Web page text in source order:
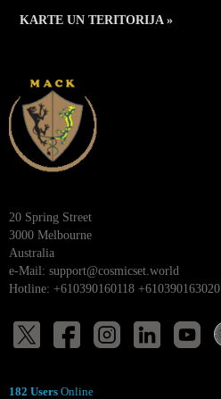
KARTE UN TERITORIJA »
20 Spring Street
3000 Melbourne
Australia
e-Mail: support@cosmicset.world
Hotline: +610390160118 +610390163020
182 Users Online